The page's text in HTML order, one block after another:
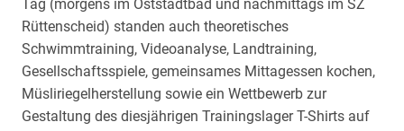
Tag (morgens im Oststadtbad und nachmittags im SZ
Rüttenscheid) standen auch theoretisches
Schwimmtraining, Videoanalyse, Landtraining,
Gesellschaftsspiele, gemeinsames Mittagessen kochen,
Müsliriegelherstellung sowie ein Wettbewerb zur
Gestaltung des diesjährigen Trainingslager T-Shirts auf